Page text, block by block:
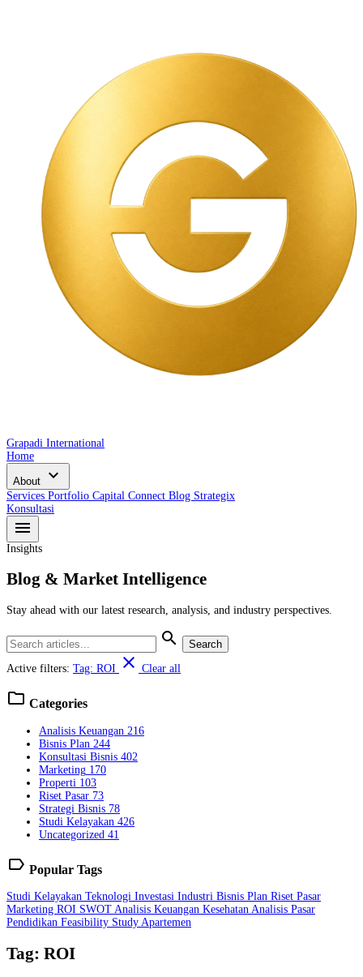
Grapadi International
Home
About expand_more
Services Portfolio Capital Connect Blog Strategix
Konsultasi
menu
Insights
Blog & Market Intelligence
Stay ahead with our latest research, analysis, and industry perspectives.
search
Search
Active filters: Tag: ROI close Clear all
folder Categories
Analisis Keuangan 216
Bisnis Plan 244
Konsultasi Bisnis 402
Marketing 170
Properti 103
Riset Pasar 73
Strategi Bisnis 78
Studi Kelayakan 426
Uncategorized 41
label Popular Tags
Studi Kelayakan Teknologi Investasi Industri Bisnis Plan Riset Pasar
Marketing ROI SWOT Analisis Keuangan Kesehatan Analisis Pasar
Pendidikan Feasibility Study Apartemen
Tag: ROI